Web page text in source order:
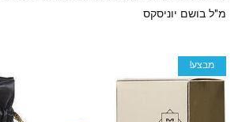
מ"ל בושם יוניסקס
מבצע!